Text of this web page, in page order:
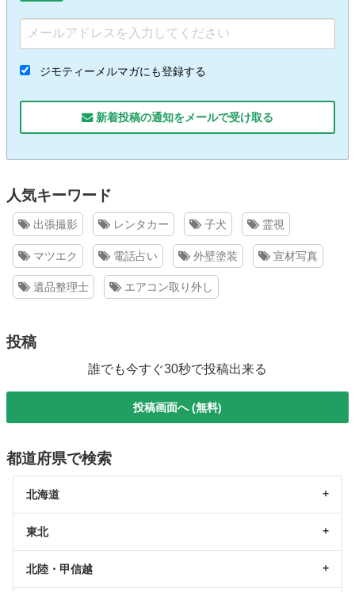
ジモティーメルマガにも登録する
新着投稿の通知をメールで受け取る
人気キーワード
出張撮影 レンタカー 子犬 霊視
マツエク 電話占い 外壁塗装 宣材写真
遺品整理士 エアコン取り外し
投稿
誰でも今すぐ30秒で投稿出来る
投稿画面へ (無料)
都道府県で検索
北海道
東北
北陸・甲信越